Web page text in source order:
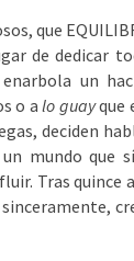
que
de dedicar
un
o alo guayque
deciden
mundo que
Tras quince